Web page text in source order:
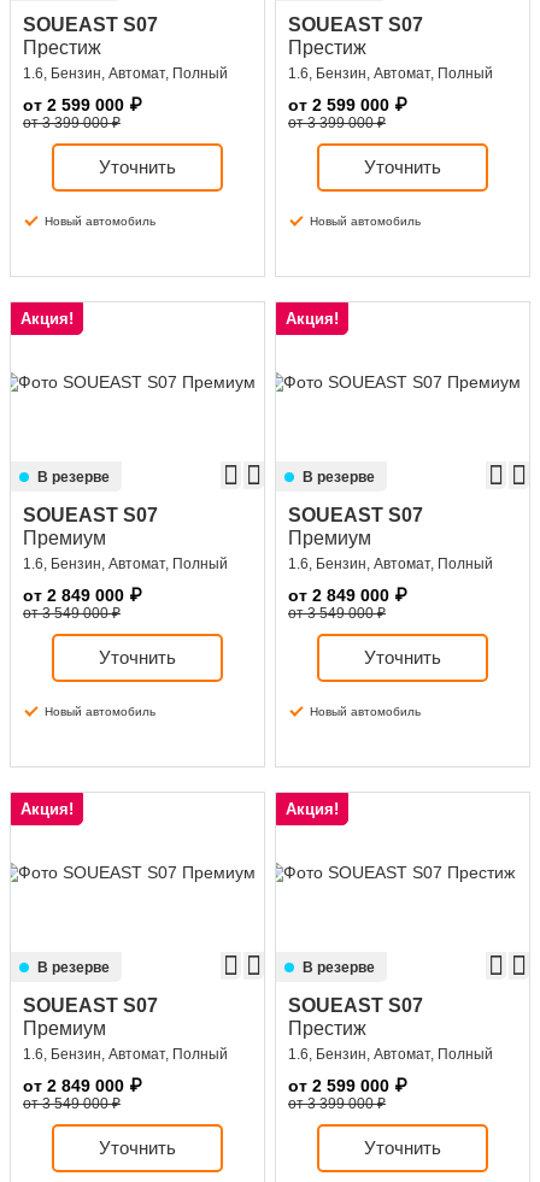
SOUEAST S07
Престиж
1.6, Бензин, Автомат, Полный
от 2 599 000 ₽
от 3 399 000 ₽
Уточнить
Новый автомобиль
SOUEAST S07
Престиж
1.6, Бензин, Автомат, Полный
от 2 599 000 ₽
от 3 399 000 ₽
Уточнить
Новый автомобиль
Акция!
В резерве
SOUEAST S07
Премиум
1.6, Бензин, Автомат, Полный
от 2 849 000 ₽
от 3 549 000 ₽
Уточнить
Новый автомобиль
Акция!
В резерве
SOUEAST S07
Премиум
1.6, Бензин, Автомат, Полный
от 2 849 000 ₽
от 3 549 000 ₽
Уточнить
Новый автомобиль
Акция!
В резерве
SOUEAST S07
Премиум
1.6, Бензин, Автомат, Полный
от 2 849 000 ₽
от 3 549 000 ₽
Уточнить
Акция!
В резерве
SOUEAST S07
Престиж
1.6, Бензин, Автомат, Полный
от 2 599 000 ₽
от 3 399 000 ₽
Уточнить